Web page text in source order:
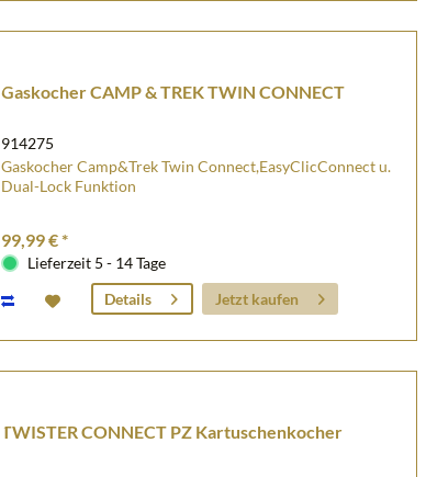
Gaskocher CAMP & TREK TWIN CONNECT
914275
Gaskocher Camp&Trek Twin Connect,EasyClicConnect u.
Dual-Lock Funktion
99,99 € *
Lieferzeit 5 - 14 Tage
Details
Jetzt kaufen
TWISTER CONNECT PZ Kartuschenkocher